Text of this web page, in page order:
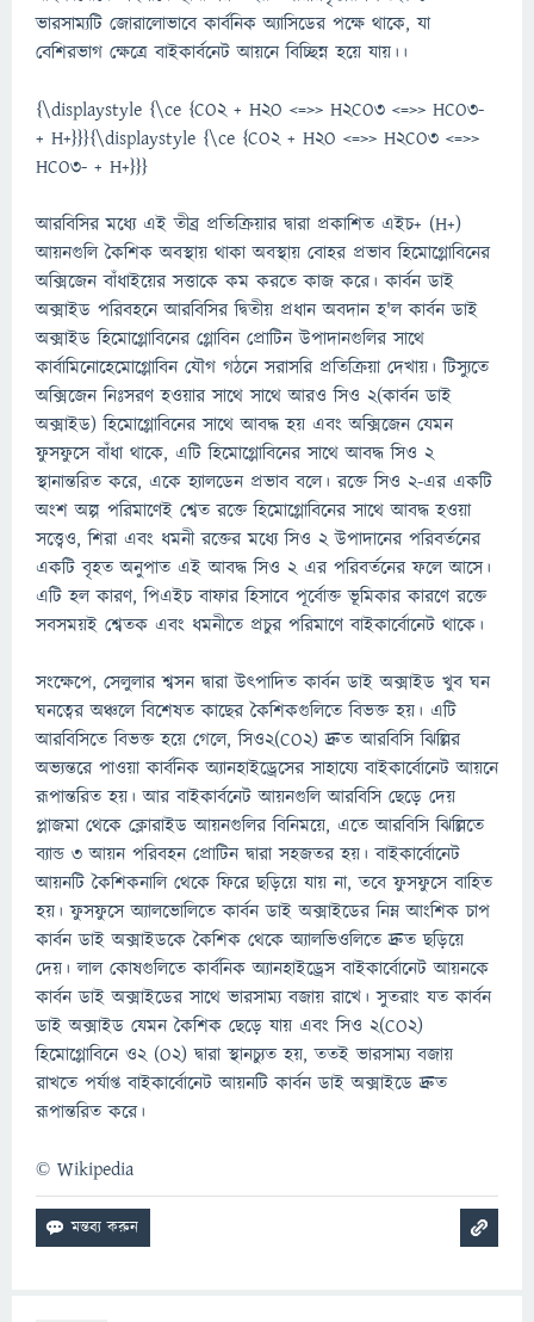
ভারসাম্যটি জোরালোভাবে কার্বনিক অ্যাসিডের পক্ষে থাকে, যা
বেশিরভাগ ক্ষেত্রে বাইকার্বনেট আয়নে বিচ্ছিন্ন হয়ে যায়।।
{\displaystyle {\ce {CO2 + H2O <=>> H2CO3 <=>> HCO3-
+ H+}}}{\displaystyle {\ce {CO2 + H2O <=>> H2CO3 <=>>
HCO3- + H+}}}
আরবিসির মধ্যে এই তীব্র প্রতিক্রিয়ার দ্বারা প্রকাশিত এইচ+ (H+)
আয়নগুলি কৈশিক অবস্থায় থাকা অবস্থায় বোহর প্রভাব হিমোগ্লোবিনের
অক্সিজেন বাঁধাইয়ের সত্তাকে কম করতে কাজ করে। কার্বন ডাই
অক্সাইড পরিবহনে আরবিসির দ্বিতীয় প্রধান অবদান হ'ল কার্বন ডাই
অক্সাইড হিমোগ্লোবিনের গ্লোবিন প্রোটিন উপাদানগুলির সাথে
কার্বামিনোহেমোগ্লোবিন যৌগ গঠনে সরাসরি প্রতিক্রিয়া দেখায়। টিস্যুতে
অক্সিজেন নিঃসরণ হওয়ার সাথে সাথে আরও সিও ২(কার্বন ডাই
অক্সাইড) হিমোগ্লোবিনের সাথে আবদ্ধ হয় এবং অক্সিজেন যেমন
ফুসফুসে বাঁধা থাকে, এটি হিমোগ্লোবিনের সাথে আবদ্ধ সিও ২
স্থানান্তরিত করে, একে হ্যালডেন প্রভাব বলে। রক্তে সিও ২-এর একটি
অংশ অল্প পরিমাণেই শ্বেত রক্তে হিমোগ্লোবিনের সাথে আবদ্ধ হওয়া
সত্ত্বেও, শিরা এবং ধমনী রক্তের মধ্যে সিও ২ উপাদানের পরিবর্তনের
একটি বৃহত অনুপাত এই আবদ্ধ সিও ২ এর পরিবর্তনের ফলে আসে।
এটি হল কারণ, পিএইচ বাফার হিসাবে পূর্বোক্ত ভূমিকার কারণে রক্তে
সবসময়ই শ্বেতক এবং ধমনীতে প্রচুর পরিমাণে বাইকার্বোনেট থাকে।
সংক্ষেপে, সেলুলার শ্বসন দ্বারা উৎপাদিত কার্বন ডাই অক্সাইড খুব ঘন
ঘনত্বের অঞ্চলে বিশেষত কাছের কৈশিকগুলিতে বিভক্ত হয়। এটি
আরবিসিতে বিভক্ত হয়ে গেলে, সিও২(CO2) দ্রুত আরবিসি ঝিল্লির
অভ্যন্তরে পাওয়া কার্বনিক অ্যানহাইড্রেসের সাহায্যে বাইকার্বোনেট আয়নে
রূপান্তরিত হয়। আর বাইকার্বনেট আয়নগুলি আরবিসি ছেড়ে দেয়
প্লাজমা থেকে ক্লোরাইড আয়নগুলির বিনিময়ে, এতে আরবিসি ঝিল্লিতে
ব্যান্ড ৩ আয়ন পরিবহন প্রোটিন দ্বারা সহজতর হয়। বাইকার্বোনেট
আয়নটি কৈশিকনালি থেকে ফিরে ছড়িয়ে যায় না, তবে ফুসফুসে বাহিত
হয়। ফুসফুসে অ্যালভোলিতে কার্বন ডাই অক্সাইডের নিম্ন আংশিক চাপ
কার্বন ডাই অক্সাইডকে কৈশিক থেকে অ্যালভিওলিতে দ্রুত ছড়িয়ে
দেয়। লাল কোষগুলিতে কার্বনিক অ্যানহাইড্রেস বাইকার্বোনেট আয়নকে
কার্বন ডাই অক্সাইডের সাথে ভারসাম্য বজায় রাখে। সুতরাং যত কার্বন
ডাই অক্সাইড যেমন কৈশিক ছেড়ে যায় এবং সিও ২(CO2)
হিমোগ্লোবিনে ও২ (O2) দ্বারা স্থানচ্যুত হয়, ততই ভারসাম্য বজায়
রাখতে পর্যাপ্ত বাইকার্বোনেট আয়নটি কার্বন ডাই অক্সাইডে দ্রুত
রূপান্তরিত করে।
©️ Wikipedia